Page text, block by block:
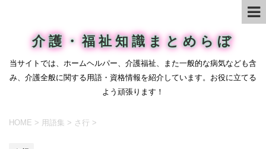
介護・福祉知識まとめらぼ
当サイトでは、ホームヘルパー、介護福祉、また一般的な病気なども含
み、介護全般に関する用語・資格情報を紹介しています。お役に立てる
よう頑張ります！
HOME > 用語集 > さ行 >